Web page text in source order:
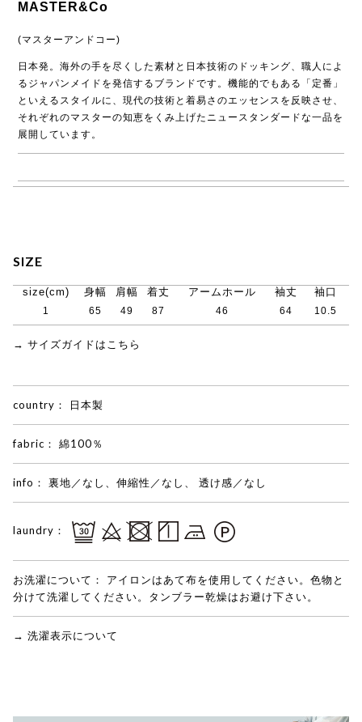
MASTER&Co
(マスターアンドコー)
日本発。海外の手を尽くした素材と日本技術のドッキング、職人によ
るジャパンメイドを発信するブランドです。機能的でもある「定番」
といえるスタイルに、現代の技術と着易さのエッセンスを反映させ、
それぞれのマスターの知恵をくみ上げたニュースタンダードな一品を
展開しています。
SIZE
size(cm) 身幅 肩幅 着丈 アームホール 袖丈 袖口
1 65 49 87 46 64 10.5
→ サイズガイドはこちら
country： 日本製
fabric： 綿100％
info： 裏地／なし、伸縮性／なし、 透け感／なし
laundry：
お洗濯について：
アイロンはあて布を使用してください。色物と
分けて洗濯してください。タンブラー乾燥はお避け下さい。
→ 洗濯表示について